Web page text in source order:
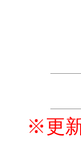
※更